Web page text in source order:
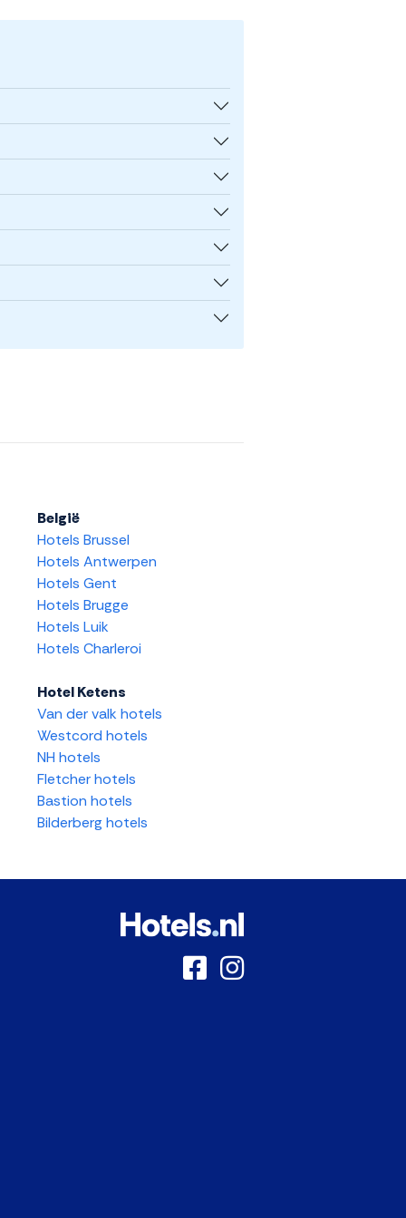
België
Hotels Brussel
Hotels Antwerpen
Hotels Gent
Hotels Brugge
Hotels Luik
Hotels Charleroi
Hotel Ketens
Van der valk hotels
Westcord hotels
NH hotels
Fletcher hotels
Bastion hotels
Bilderberg hotels